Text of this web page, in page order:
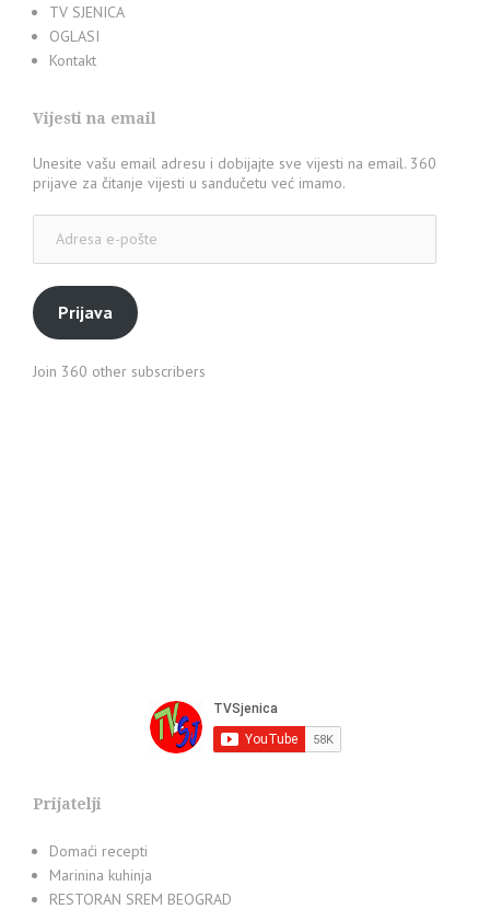
TV SJENICA
OGLASI
Kontakt
Vijesti na email
Unesite vašu email adresu i dobijajte sve vijesti na email. 360
prijave za čitanje vijesti u sandučetu već imamo.
pošte
Prijava
Join 360 other subscribers
Prijatelji
Domaći recepti
Marinina kuhinja
RESTORAN SREM BEOGRAD